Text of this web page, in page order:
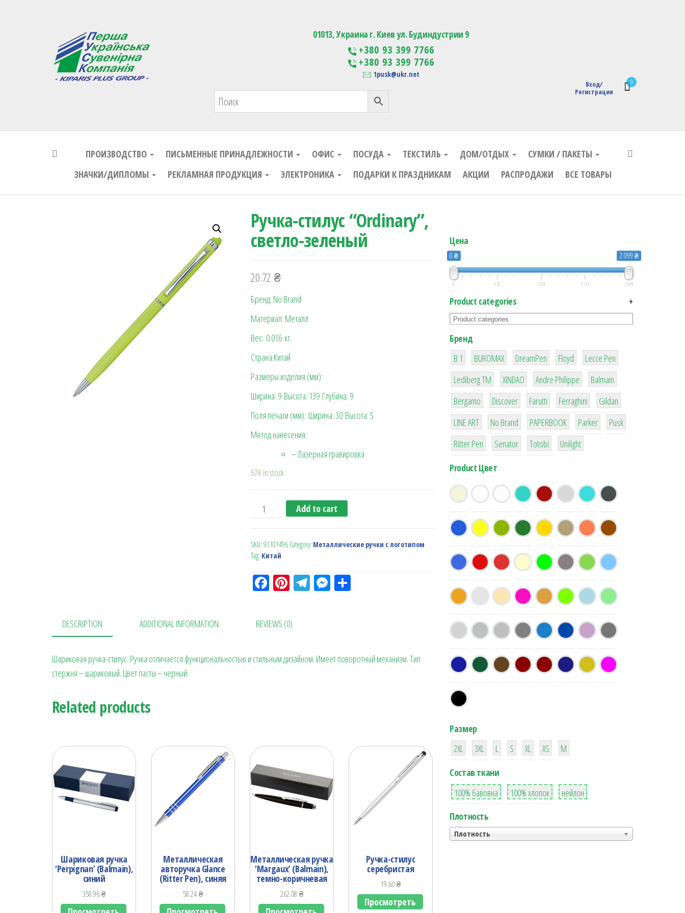
Первая Украинская Сувенирная Компания Изготовление сувенирной продукции с логотипом
0
Вход/
Регистрация
01013, Украина г. Киев ул. Будиндустрии 9
+380 93 399 7766
+380 93 399 7766
1pusk@ukr.net
ПРОИЗВОДСТВО ПИСЬМЕННЫЕ ПРИНАДЛЕЖНОСТИ ОФИС ПОСУДА ТЕКСТИЛЬ ДОМ/ОТДЫХ
СУМКИ / ПАКЕТЫ
ЗНАЧКИ/ДИПЛОМЫ
РЕКЛАМНАЯ ПРОДУКЦИЯ ЭЛЕКТРОНИКА ПОДАРКИ К ПРАЗДНИКАМ АКЦИИ РАСПРОДАЖИ ВСЕ ТОВАРЫ
Ручка-стилус “Ordinary”,
светло-зеленый
20.72 ₴
Бренд: No Brand
Материал: Металл
Вес: 0.016 кг.
Страна:Китай
Размеры изделия (мм):
Ширина: 9 Высота: 139 Глубина: 9
Поля печати (мм): Ширина: 30 Высота: 5
Метод нанесения:
– Лазерная гравировка
576 in stock
Ручка-стилус "Ordinary", светло-зеленый quantity
Add to cart
SKU: 91101496 Category: Металлические ручки с логотипом
Tag: Китай
Fa
bo
ok
Pi
er
es
Te M
r ь
DESCRIPTION ADDITIONAL INFORMATION REVIEWS (0)
Шариковая ручка-стилус. Ручка отличается функциональностью и стильным дизайном. Имеет поворотный механизм. Тип
стержня – шариковый. Цвет пасты – черный.
Related products
Шариковая ручка
‘Perpignan’ (Balmain),
синий
358.96₴
Металлическая
авторучка Glance
(Ritter Pen), синяя
58.24₴
Металлическая ручка
‘Margaux’ (Balmain),
темно-коричневая
262.08 ₴
Ручка-стилус
серебристая
19.60₴
Просмотреть
Цена
0 ₴ 2 099 ₴
0 525 1 050 1 574 2 099
Product categories +
Бренд
B 1
1
BUROMAX
1
DreamPen
2
Floyd
2
Lecce Pen
3
Lediberg ТМ
3
XINDAO
1
Andre Philippe
4
Balmain
26
Bergamo
64
Discover
299
Farutti
4
Ferraghini
42
Gildan
4
LINE ART
90
No Brand
8
PAPERBOOK
6
Parker
2
Pusk
22
Ritter Pen
15
Senator
43
Totobi
1
Unilight
Product Цвет
Размер
38
2XL
16
3XL
42
L
42
S
42
XL XS
М
Состав ткани
8
100% бавовна
36
100% хлопок
2
нейлон
Плотность
Плотность